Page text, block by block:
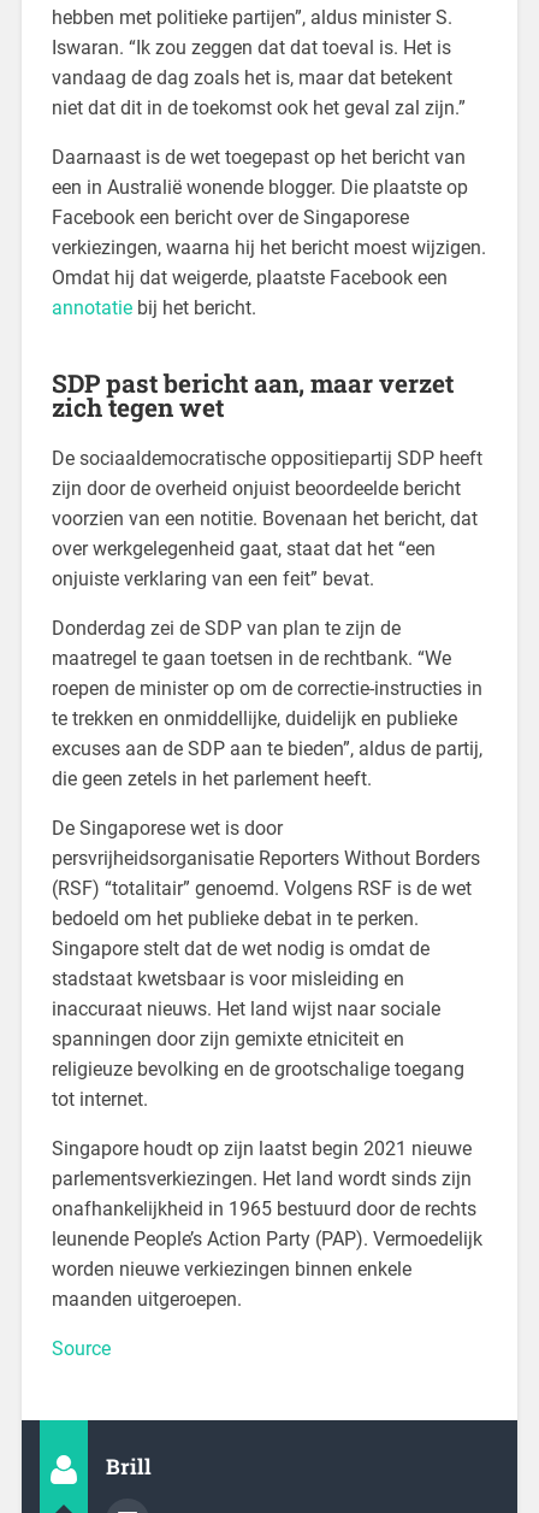
hebben met politieke partijen”, aldus minister S.
Iswaran. “Ik zou zeggen dat dat toeval is. Het is
vandaag de dag zoals het is, maar dat betekent
niet dat dit in de toekomst ook het geval zal zijn.”
Daarnaast is de wet toegepast op het bericht van
een in Australië wonende blogger. Die plaatste op
Facebook een bericht over de Singaporese
verkiezingen, waarna hij het bericht moest wijzigen.
Omdat hij dat weigerde, plaatste Facebook een
annotatiebij het bericht.
SDP past bericht aan, maar verzet
zich tegen wet
De sociaaldemocratische oppositiepartij SDP heeft
zijn door de overheid onjuist beoordeelde bericht
voorzien van een notitie. Bovenaan het bericht, dat
over werkgelegenheid gaat, staat dat het “een
onjuiste verklaring van een feit” bevat.
Donderdag zei de SDP van plan te zijn de
maatregel te gaan toetsen in de rechtbank. “We
roepen de minister op om de correctie-instructies in
te trekken en onmiddellijke, duidelijk en publieke
excuses aan de SDP aan te bieden”, aldus de partij,
die geen zetels in het parlement heeft.
De Singaporese wet is door
persvrijheidsorganisatie Reporters Without Borders
(RSF) “totalitair” genoemd. Volgens RSF is de wet
bedoeld om het publieke debat in te perken.
Singapore stelt dat de wet nodig is omdat de
stadstaat kwetsbaar is voor misleiding en
inaccuraat nieuws. Het land wijst naar sociale
spanningen door zijn gemixte etniciteit en
religieuze bevolking en de grootschalige toegang
tot internet.
Singapore houdt op zijn laatst begin 2021 nieuwe
parlementsverkiezingen. Het land wordt sinds zijn
onafhankelijkheid in 1965 bestuurd door de rechts
leunende People’s Action Party (PAP). Vermoedelijk
worden nieuwe verkiezingen binnen enkele
maanden uitgeroepen.
Source
Brill